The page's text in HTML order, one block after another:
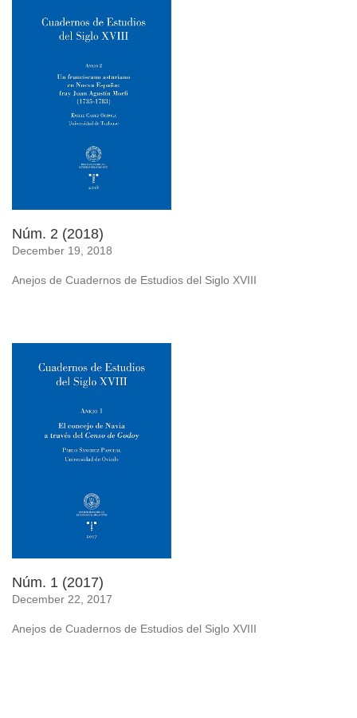
Núm. 2 (2018)
December 19, 2018
Anejos de Cuadernos de Estudios del Siglo XVIII
Núm. 1 (2017)
December 22, 2017
Anejos de Cuadernos de Estudios del Siglo XVIII